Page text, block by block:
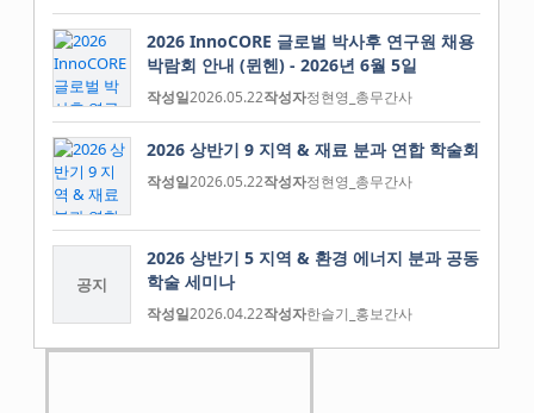
2026 InnoCORE 글로벌 박사후 연구원 채용
박람회 안내 (뮌헨) - 2026년 6월 5일
작성일2026.05.22작성자정현영_총무간사
2026 상반기 9 지역 & 재료 분과 연합 학술회
작성일2026.05.22작성자정현영_총무간사
공지
2026 상반기 5 지역 & 환경 에너지 분과 공동
학술 세미나
작성일2026.04.22작성자한슬기_홍보간사